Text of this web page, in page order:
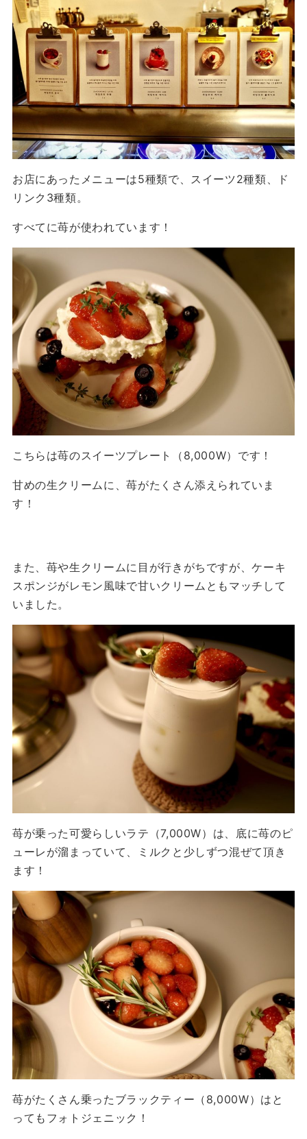
お店にあったメニューは5種類で、スイーツ2種類、ド
リンク3種類。
すべてに苺が使われています！
こちらは苺のスイーツプレート（8,000W）です！
甘めの生クリームに、苺がたくさん添えられていま
す！
また、苺や生クリームに目が行きがちですが、ケーキ
スポンジがレモン風味で甘いクリームともマッチして
いました。
苺が乗った可愛らしいラテ（7,000W）は、底に苺のピ
ューレが溜まっていて、ミルクと少しずつ混ぜて頂き
ます！
苺がたくさん乗ったブラックティー（8,000W）はと
ってもフォトジェニック！